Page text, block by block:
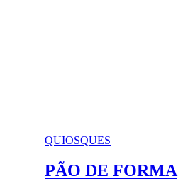
QUIOSQUES
PÃO DE FORMA